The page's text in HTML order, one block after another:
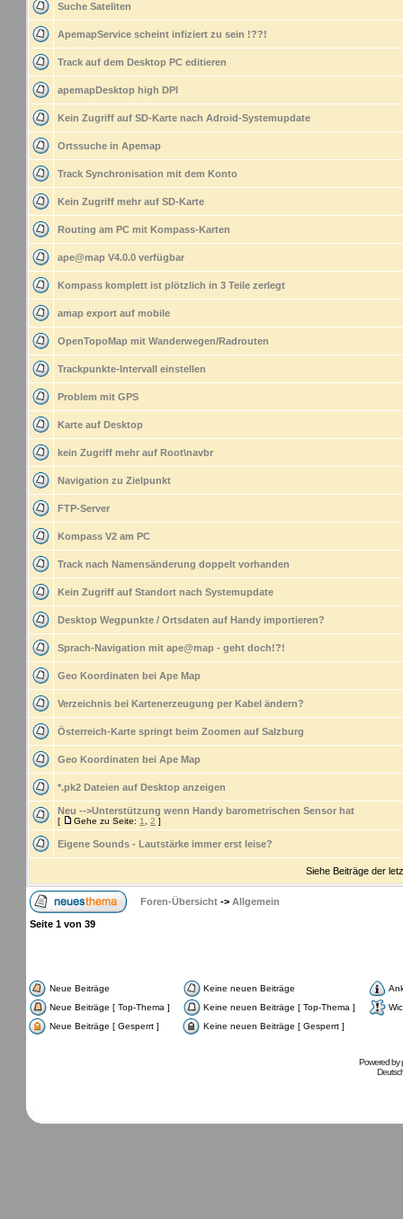
Suche Sateliten
ApemapService scheint infiziert zu sein !??!
Track auf dem Desktop PC editieren
apemapDesktop high DPI
Kein Zugriff auf SD-Karte nach Adroid-Systemupdate
Ortssuche in Apemap
Track Synchronisation mit dem Konto
Kein Zugriff mehr auf SD-Karte
Routing am PC mit Kompass-Karten
ape@map V4.0.0 verfügbar
Kompass komplett ist plötzlich in 3 Teile zerlegt
amap export auf mobile
OpenTopoMap mit Wanderwegen/Radrouten
Trackpunkte-Intervall einstellen
Problem mit GPS
Karte auf Desktop
kein Zugriff mehr auf Root\navbr
Navigation zu Zielpunkt
FTP-Server
Kompass V2 am PC
Track nach Namensänderung doppelt vorhanden
Kein Zugriff auf Standort nach Systemupdate
Desktop Wegpunkte / Ortsdaten auf Handy importieren?
Sprach-Navigation mit ape@map - geht doch!?!
Geo Koordinaten bei Ape Map
Verzeichnis bei Kartenerzeugung per Kabel ändern?
Österreich-Karte springt beim Zoomen auf Salzburg
Geo Koordinaten bei Ape Map
*.pk2 Dateien auf Desktop anzeigen
Neu -->Unterstützung wenn Handy barometrischen Sensor hat
[ Gehe zu Seite: 1 2 ]
Eigene Sounds - Lautstärke immer erst leise?
Siehe Beiträge der
Foren-Übersicht -> Allgemein
Seite 1 von 39
Neue Beiträge Keine neuen Beiträge
Neue Beiträge [ Top-Thema ]
Keine neuen Beiträge [ Top-Thema ]
Neue Beiträge [ Gesperrt ]
Keine neuen Beiträge [ Gesperrt ]
Powered by